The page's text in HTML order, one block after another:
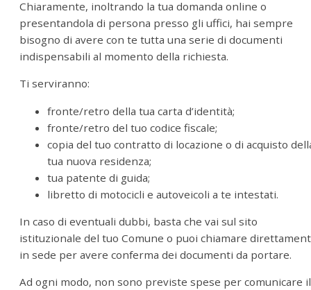
Chiaramente, inoltrando la tua domanda online o
presentandola di persona presso gli uffici, hai sempre
bisogno di avere con te tutta una serie di documenti
indispensabili al momento della richiesta.
Ti serviranno:
fronte/retro della tua carta d’identità;
fronte/retro del tuo codice fiscale;
copia del tuo contratto di locazione o di acquisto
tua nuova residenza;
tua patente di guida;
libretto di motocicli e autoveicoli a te intestati.
In caso di eventuali dubbi, basta che vai sul sito
istituzionale del tuo Comune o puoi chiamare
in sede per avere conferma dei documenti da portare.
Ad ogni modo, non sono previste spese per comunicare il